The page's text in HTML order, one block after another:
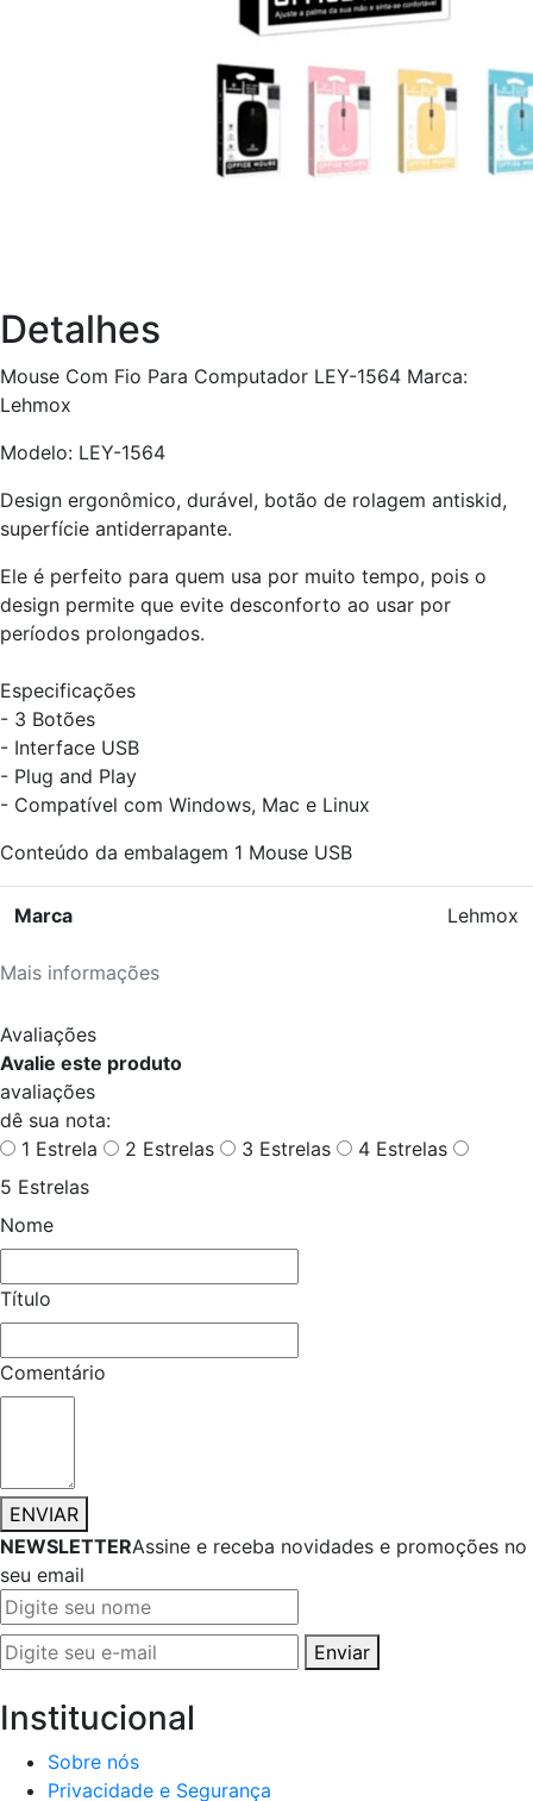
Detalhes
Mouse Com Fio Para Computador LEY-1564 Marca:
Lehmox
Modelo: LEY-1564
Design ergonômico, durável, botão de rolagem antiskid,
superfície antiderrapante.
Ele é perfeito para quem usa por muito tempo, pois o
design permite que evite desconforto ao usar por
períodos prolongados.
Especificações
- 3 Botões
- Interface USB
- Plug and Play
- Compatível com Windows, Mac e Linux
Conteúdo da embalagem 1 Mouse USB
Mais informações
Marca Lehmox
Avaliações
Avalie este produto
avaliações
dê sua nota:
1 Estrela
2 Estrelas 3 Estrelas
4 Estrelas
5 Estrelas
Nome
Título
Comentário
ENVIAR
NEWSLETTERAssine e receba novidades e promoções no
seu email
Enviar
Institucional
Sobre nós
Privacidade e Segurança